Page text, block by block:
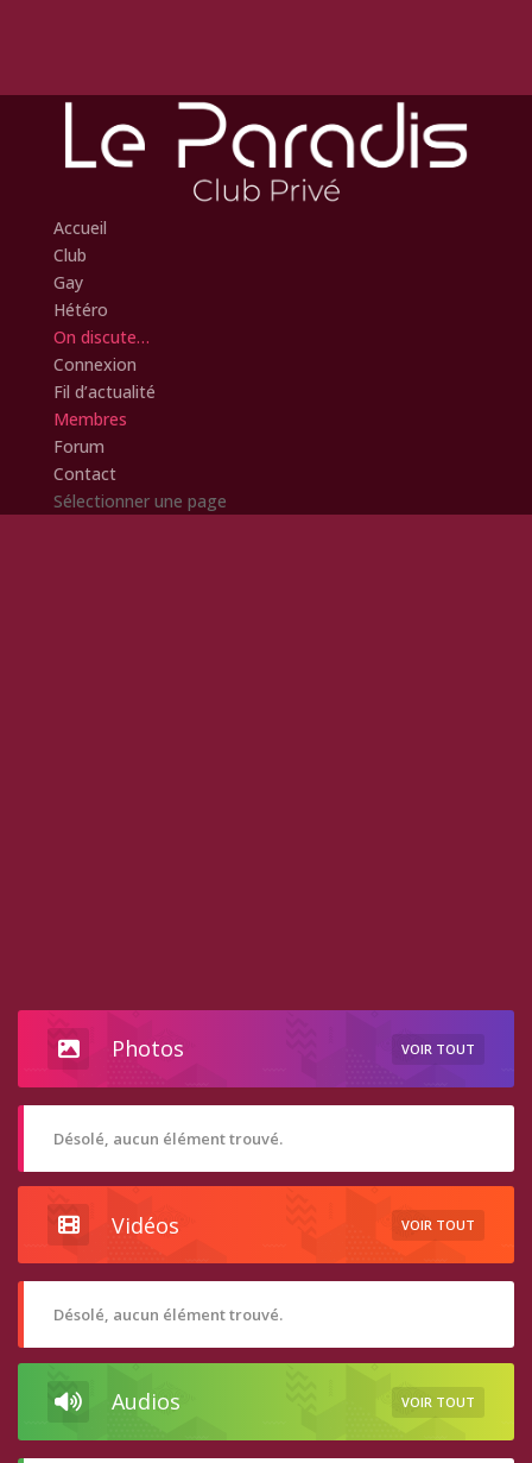
Accueil
Club
Gay
Hétéro
On discute…
Connexion
Fil d’actualité
Membres
Forum
Contact
Sélectionner une page
Photos VOIR TOUT
Désolé, aucun élément trouvé.
Vidéos VOIR TOUT
Désolé, aucun élément trouvé.
Audios VOIR TOUT